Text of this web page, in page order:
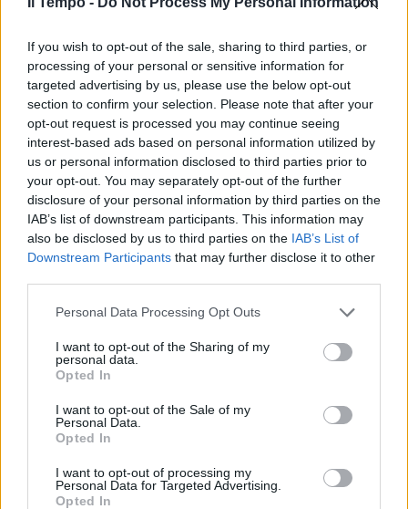
If you wish to opt-out of the sale, sharing to third parties, or
processing of your personal or sensitive information for
targeted advertising by us, please use the below opt-out
section to confirm your selection. Please note that after your
opt-out request is processed you may continue seeing
interest-based ads based on personal information utilized by
us or personal information disclosed to third parties prior to
your opt-out. You may separately opt-out of the further
disclosure of your personal information by third parties on the
IAB’s list of downstream participants. This information may
also be disclosed by us to third parties on the IAB’s List of
Downstream Participants that may further disclose it to other
Personal Data Processing Opt Outs
I want to opt-out of the Sharing of my
personal data.
Opted In
I want to opt-out of the Sale of my
Personal Data.
Opted In
I want to opt-out of processing my
Personal Data for Targeted Advertising.
Opted In